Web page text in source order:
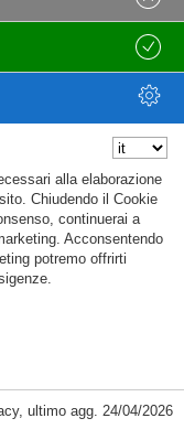
alla elaborazione
Chiudendo il Cookie
continuerai a
Acconsentendo
potremo offrirti
, ultimo agg. 24/04/2026